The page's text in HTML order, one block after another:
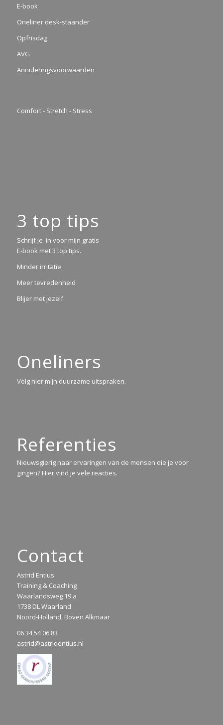
E-book
Oneliner desk-staander
Opfrisdag
AVG
Annuleringsvoorwaarden
Comfort - Stretch - Stress
3 top tips
Schrijf je in voor mijn gratis
E-book met 3 top tips.
Minder irritatie
Meer tevredenheid
Blijer met jezelf
Oneliners
Volg hier mijn duurzame uitspraken.
Referenties
Nieuwsgierig naar ervaringen van de mensen die je voor
gingen? Hier vind je vele reacties.
Contact
Astrid Entius
Training & Coaching
Waarlandsweg 19 a
1738 DL Waarland
Noord-Holland, Boven Alkmaar
06 34 54 06 83
astrid@astridentius.nl